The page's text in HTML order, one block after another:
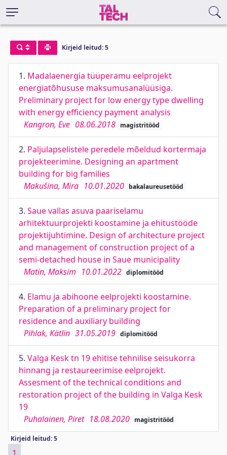
Kirjeid leitud: 5
1. Madalaenergia tüüperamu eelprojekt
energiatõhususe maksumusanalüüsiga.
Preliminary project for low energy type dwelling
with energy efficiency payment analysis
Kangron, Eve 08.06.2018 magistritööd
2. Paljulapselistele peredele mõeldud kortermaja
projekteerimine. Designing an apartment
building for big families
Makušina, Mira 10.01.2020 bakalaureusetööd
3. Saue vallas asuva paariselamu
arhitektuurprojekti koostamine ja ehitustööde
projektijuhtimine. Design of architecture project
and management of construction project of a
semi-detached house in Saue municipality
Matin, Maksim 10.01.2022 diplomitööd
4. Elamu ja abihoone eelprojekti koostamine.
Preparation of a preliminary project for
residence and auxiliary building
Pihlak, Kätlin 31.05.2019 diplomitööd
5. Valga Kesk tn 19 ehitise tehnilise seisukorra
hinnang ja restaureerimise eelprojekt.
Assesment of the technical conditions and
restoration project of the building in Valga Kesk
19
Puhalainen, Piret 18.08.2020 magistritööd
Kirjeid leitud: 5